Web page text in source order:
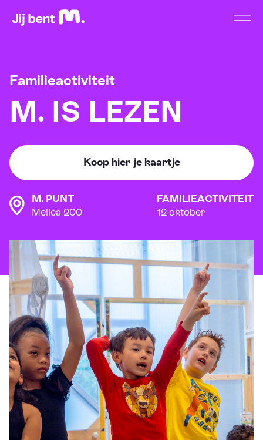
Home Open
Familieactiviteit
M. IS LEZEN
Koop hier je kaartje
M. PUNT
Melica 200
FAMILIEACTIVITEIT
12 oktober
Beeld: Erwin Budding